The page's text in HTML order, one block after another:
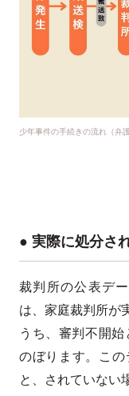
少年事件の手続きの流れ（弁
● 実際に処分さ
裁判所の公表デ
は、家庭裁判所が
うち、審判不開
のぼります。こ
と、されていない